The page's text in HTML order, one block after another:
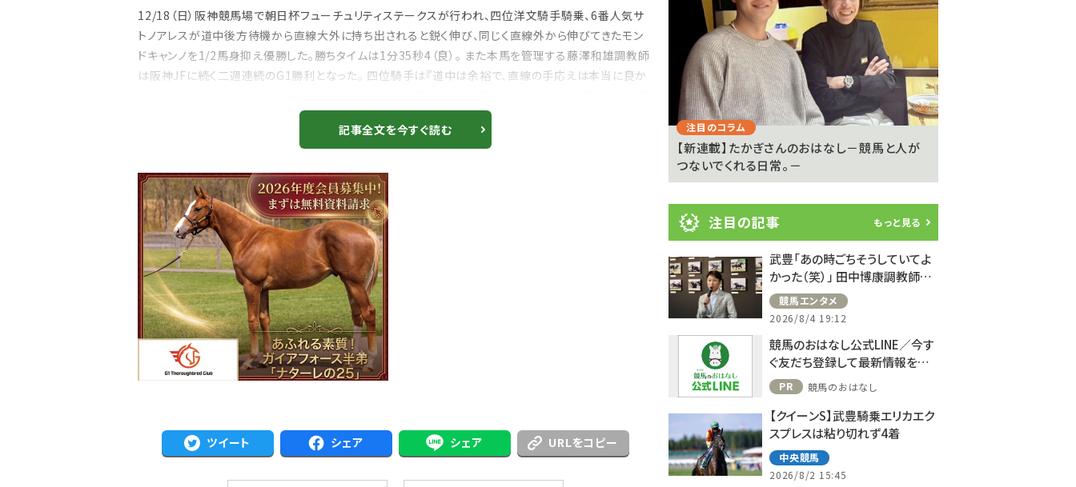
12/18（日）阪神競馬場で朝日杯フューチュリティステークスが行われ、四位洋文騎手騎乗、6番人気サ
トノアレスが道中後方待機から直線大外に持ち出されると鋭く伸び、同じく直線外から伸びてきたモン
ドキャンノを1/2馬身抑え優勝した。勝ちタイムは1分35秒4（良）。 また本馬を管理する藤澤和雄調教師
は阪神JFに続く二週連続のG1勝利となった。 四位騎手は『道中は余裕で、直線の手応えは本当に良か
記事全文を今すぐ読む
ツイート シェア シェア URLをコピー
ー
ス
武豊デビュー40年特別展が札幌で開幕 京都
注目のニュース
武豊「例年より差しが利いている」 札幌ダート
注目のコラム
【新連載】たかぎさんのおはなし－競馬と人が
つないでくれる日常。－
注目の記事 もっと見る
武豊「あの時ごちそうしていてよ
かった（笑）」 田中博康調教師と
のフランスでの思い出を語る
競馬エンタメ
2026/8/4 19:12
競馬のおはなし公式LINE／今す
ぐ友だち登録して最新情報をゲ
ット！
PR 競馬のおはなし
【クイーンS】武豊騎乗エリカエク
スプレスは粘り切れず4着
中央競馬
2026/8/2 15:45